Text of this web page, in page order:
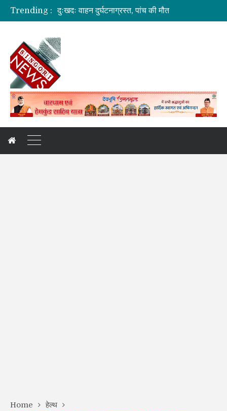
Trending :
जिलाधिकारी की अध्यक्षता में आयोजित हुई वन भूमि हस्तांतरण की बैठक
अगले दो दिनों में भारी से बहुत भारी वर्षा की संभावना
Home
हेल्थ